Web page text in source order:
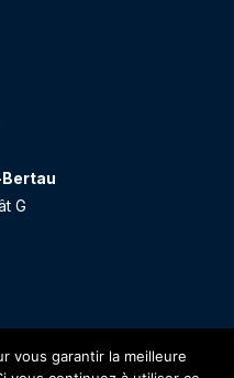
G
vous garantir la meilleure